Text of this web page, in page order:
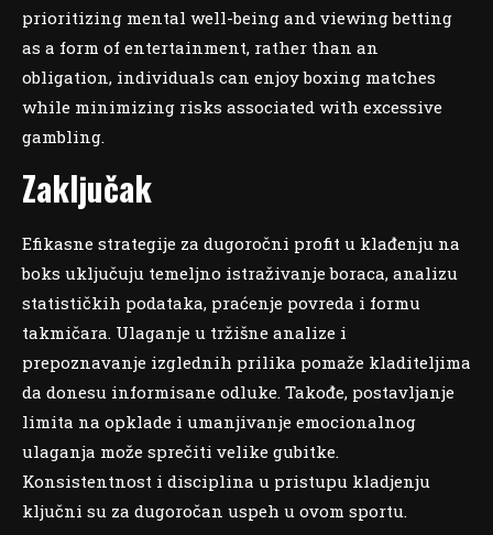
prioritizing mental well-being and viewing betting
as a form of entertainment, rather than an
obligation, individuals can enjoy boxing matches
while minimizing risks associated with excessive
gambling.
Zaključak
Efikasne strategije za dugoročni profit u klađenju na
boks uključuju temeljno istraživanje boraca, analizu
statističkih podataka, praćenje povreda i formu
takmičara. Ulaganje u tržišne analize i
prepoznavanje izglednih prilika pomaže kladiteljima
da donesu informisane odluke. Takođe, postavljanje
limita na opklade i umanjivanje emocionalnog
ulaganja može sprečiti velike gubitke.
Konsistentnost i disciplina u pristupu kladjenju
ključni su za dugoročan uspeh u ovom sportu.